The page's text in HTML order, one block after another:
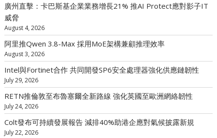
廣州直擊：卡巴斯基企業業務增長21% 推AI Protect應對影子IT
威脅
August 4, 2026
阿里推Qwen 3.8-Max 採用MoE架構兼顧推理效率
August 3, 2026
Intel與Fortinet合作 共同開發SP6安全處理器強化供應鏈韌性
July 29, 2026
RETN推倫敦至布魯塞爾全新路線 強化英國至歐洲網絡韌性
July 24, 2026
Colt發布可持續發展報告 減排40%助港企應對氣候披露新規
July 22, 2026